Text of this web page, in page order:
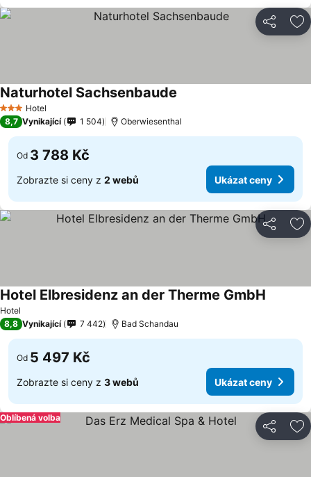
Sdílet
3 Počet hvězdiček
Hotel
Naturhotel Sachsenbaude
8,7 Vynikající 1 504 Oberwiesenthal
Od 3 788 Kč
Zobrazte si ceny z 2 webů Ukázat ceny
Sdílet
Hotel
Hotel Elbresidenz an der Therme GmbH
8,8 Vynikající 7 442 Bad Schandau
Od 5 497 Kč
Zobrazte si ceny z 3 webů Ukázat ceny
Sdílet
Oblíbená volba